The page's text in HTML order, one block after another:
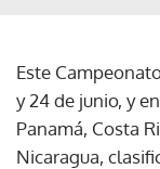
Este
y 24 de junio, y
Panamá, Costa
Nicaragua,